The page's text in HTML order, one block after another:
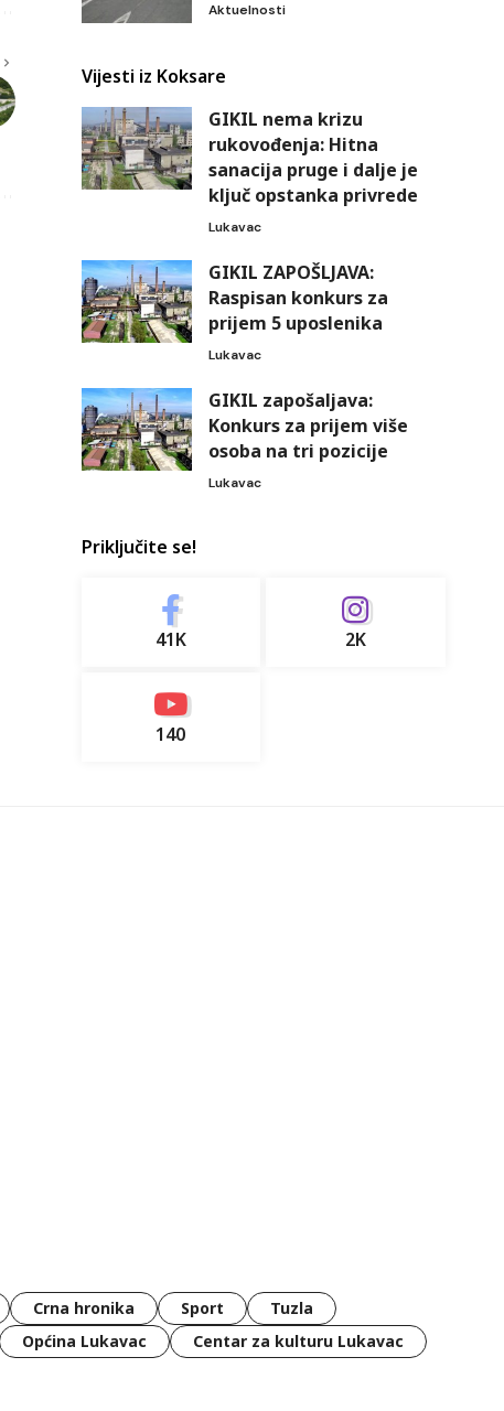
Aktuelnosti
Vijesti iz Koksare
GIKIL nema krizu
rukovođenja: Hitna
sanacija pruge i dalje je
ključ opstanka privrede
Lukavac
GIKIL ZAPOŠLJAVA:
Raspisan konkurs za
prijem 5 uposlenika
Lukavac
GIKIL zapošaljava:
Konkurs za prijem više
osoba na tri pozicije
Lukavac
Priključite se!
41K 2K
140
Crna hronika Sport
Tuzla
Općina Lukavac
Centar za kulturu Lukavac